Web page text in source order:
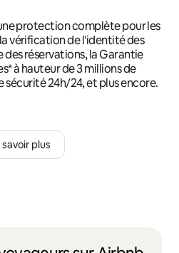
protection complète pour les
vérification de l'identité des
réservations, la Garantie
à hauteur de 3 millions de
sécurité 24h/24, et plus encore.
savoir plus